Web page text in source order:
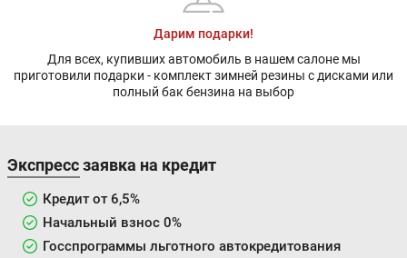
Дарим подарки!
Для всех, купивших автомобиль в нашем салоне мы
приготовили подарки - комплект зимней резины с дисками или
полный бак бензина на выбор
Экспресс заявка на кредит
Кредит от 6,5%
Начальный взнос 0%
Госспрограммы льготного автокредитования